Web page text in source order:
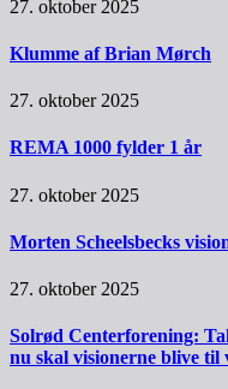
27. oktober 2025
Klumme af Brian Mørch
27. oktober 2025
REMA 1000 fylder 1 år
27. oktober 2025
Morten Scheelsbecks
27. oktober 2025
Solrød Centerforening:
nu skal visionerne blive til